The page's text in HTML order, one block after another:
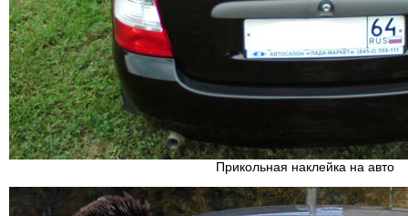
Прикольная наклейка на авто